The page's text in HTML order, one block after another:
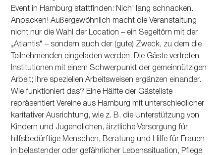
Event in Hamburg stattfinden: Nichʼ lang schnacken.
Anpacken! Außergewöhnlich macht die Veranstaltung
nicht nur die Wahl der Location – ein Segeltörn mit der
„Atlantis“ – sondern auch der (gute) Zweck, zu dem die
Teilnehmenden eingeladen werden. Die Gäste vertreten
Institutionen mit einem Schwerpunkt der gemeinnützigen
Arbeit; ihre speziellen Arbeitsweisen ergänzen einander.
Wie funktioniert das? Eine Hälfte der Gästeliste
repräsentiert Vereine aus Hamburg mit unterschiedlicher
karitativer Ausrichtung, wie z. B. die Unterstützung von
Kindern und Jugendlichen, ärztliche Versorgung für
hilfsbedürftige Menschen, Beratung und Hilfe für Frauen
in belastender oder gefährlicher Lebenssituation, Pflege